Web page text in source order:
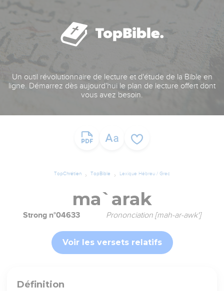
Un outil révolutionnaire de lecture et d'étude de la Bible en
ligne. Démarrez dès aujourd'hui le plan de lecture offert dont
vous avez besoin.
TopChrétien TopBible Lexique Hébreu / Grec
ma`arak
Strong n°04633 Prononciation [mah-ar-awk']
Voir les versets relatifs
Définition